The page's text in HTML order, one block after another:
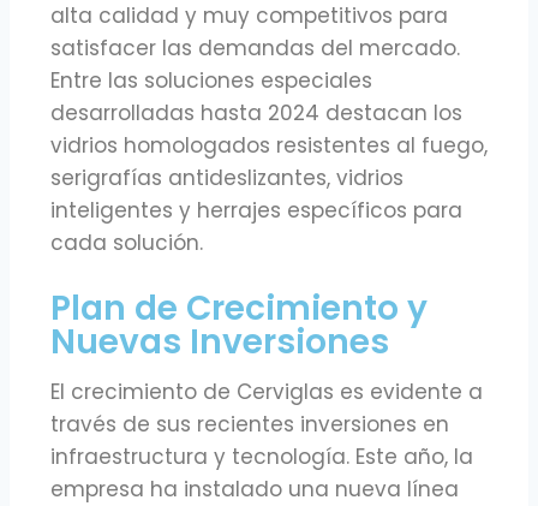
alta calidad y muy competitivos para
satisfacer las demandas del mercado.
Entre las soluciones especiales
desarrolladas hasta 2024 destacan los
vidrios homologados resistentes al fuego,
serigrafías antideslizantes, vidrios
inteligentes y herrajes específicos para
cada solución.
Plan de Crecimiento y
Nuevas Inversiones
El crecimiento de Cerviglas es evidente a
través de sus recientes inversiones en
infraestructura y tecnología. Este año, la
empresa ha instalado una nueva línea